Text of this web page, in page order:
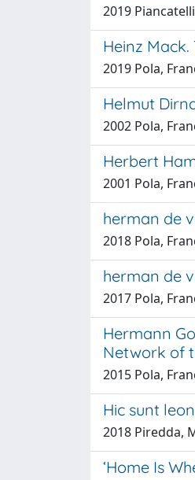
2019
Heinz
2019 Pola,
Helmut
2002 Pola,
Herbert
2001 Pola,
herman de
2018 Pola,
herman de
2017 Pola,
Hermann
Network of
2015 Pola,
Hic sunt
2018 Piredda,
‘Home Is